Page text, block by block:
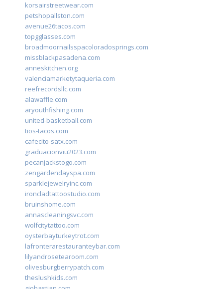
korsairstreetwear.com
petshopallston.com
avenue26tacos.com
topgglasses.com
broadmoornailsspacoloradosprings.com
missblackpasadena.com
anneskitchen.org
valenciamarketytaqueria.com
reefrecordsllc.com
alawaffle.com
aryouthfishing.com
united-basketball.com
tios-tacos.com
cafecito-satx.com
graduacionviu2023.com
pecanjackstogo.com
zengardendayspa.com
sparklejewelryinc.com
ironcladtattoostudio.com
bruinshome.com
annascleaningsvc.com
wolfcitytattoo.com
oysterbayturkeytrot.com
lafronterarestauranteybar.com
lilyandrosetearoom.com
olivesburgberrypatch.com
theslushkids.com